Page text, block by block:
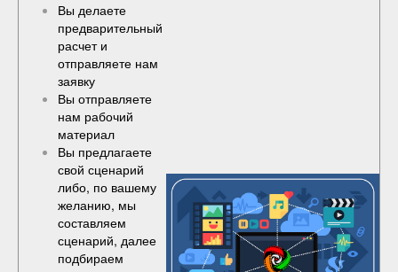
Вы делаете
предварительный
расчет и
отправляете нам
заявку
Вы отправляете
нам рабочий
материал
Вы предлагаете
свой сценарий
либо, по вашему
желанию, мы
составляем
сценарий, далее
подбираем